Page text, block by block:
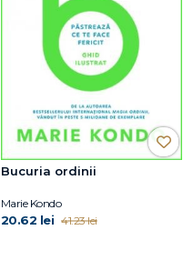
Bucuria ordinii
Marie Kondo
20.62 lei 41.23 lei